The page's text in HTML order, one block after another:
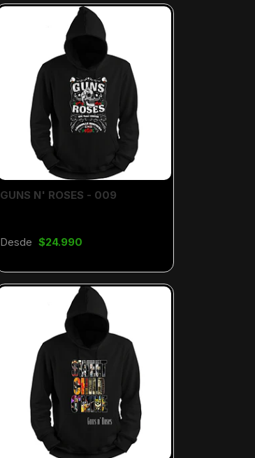
GUNS N' ROSES - 009
Desde $24.990